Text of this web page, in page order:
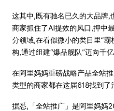
这其中,既有驰名已久的大品牌,
商家抓住了AI提效的风口,押中
分领域,在看似微小的类目里“
构,通过组建“爆品舰队”迈向千
在阿里妈妈重磅战略产品全站
类型的商家都在这届618找到了
据悉,「全站推广」是阿里妈妈